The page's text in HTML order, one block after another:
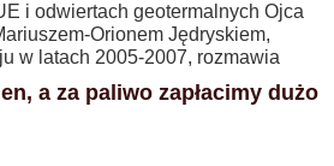
i odwiertach geotermalnych Ojca
Orionem Jędryskiem,
w latach 2005-2007, rozmawia
a za paliwo zapłacimy dużo